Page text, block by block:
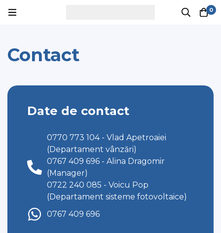
0
Contact
Date de contact
0770 773 104 - Vlad Apetroaiei
(Departament vânzări)
0767 409 696 - Alina Dragomir
(Manager)
0722 240 085 - Voicu Pop
(Departament sisteme fotovoltaice)
0767 409 696